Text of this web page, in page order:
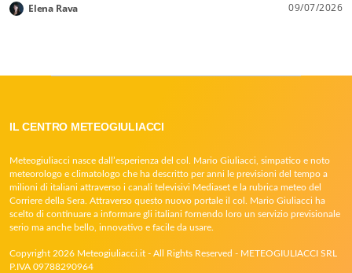
Elena Rava 09/07/2026
IL CENTRO METEOGIULIACCI
Meteogiuliacci nasce dall’esperienza del col. Mario Giuliacci, simpatico e noto
meteorologo e climatologo che ha descritto per anni le previsioni del tempo a
milioni di italiani attraverso i canali televisivi Mediaset e la rubrica meteo del
Corriere della Sera. Attraverso questo nuovo portale il col. Mario Giuliacci ha
scelto di continuare a informare gli italiani fornendo loro un servizio previsionale
serio ma anche bello, innovativo e facile da usare.
Copyright 2026 Meteogiuliacci.it - All Rights Reserved - METEOGIULIACCI SRL
P.IVA 09788290964